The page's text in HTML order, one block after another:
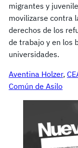
migrantes y
movilizarse contra
derechos de los
de trabajo y en los
universidades.
Aventina Holzer,
Común de Asilo